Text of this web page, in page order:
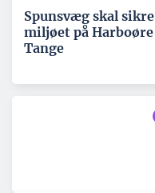
Spunsvæg skal sikre
miljøet på Harboøre
Tange